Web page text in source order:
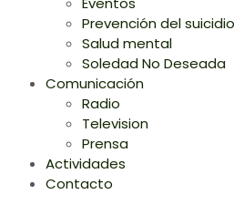
Prevención del suicidio
Salud mental
Soledad No Deseada
Comunicación
Radio
Television
Prensa
Actividades
Contacto